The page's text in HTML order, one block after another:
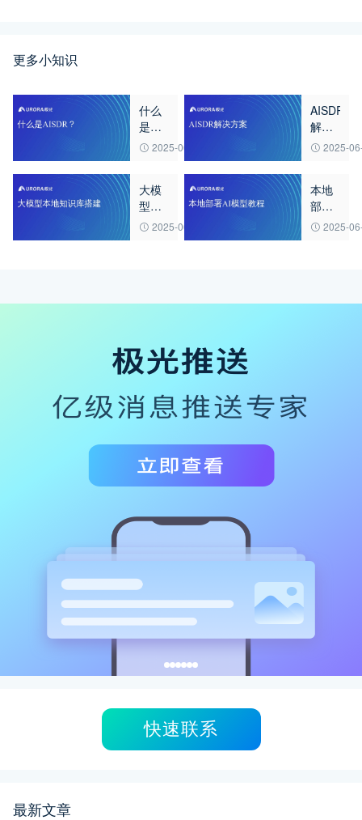
更多小知识
什么
是
AISDR？
2025-06-25
AISDR
解决
方案2025-
大模
型本
地知2025-06-25
本地
部署
AI模2025-
快速联系
最新文章